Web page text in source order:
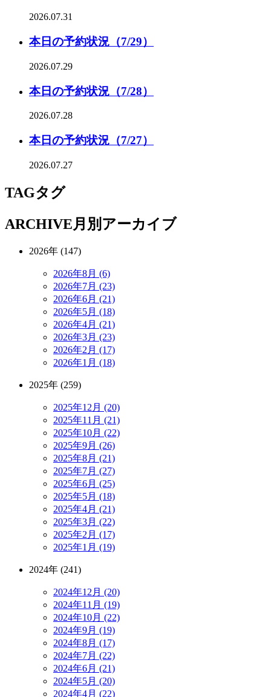
2026.07.31
本日の予約状況（7/29）
2026.07.29
本日の予約状況（7/28）
2026.07.28
本日の予約状況（7/27）
2026.07.27
TAGタグ
ARCHIVE月別アーカイブ
2026年 (147)
2026年8月 (6)
2026年7月 (23)
2026年6月 (21)
2026年5月 (18)
2026年4月 (21)
2026年3月 (23)
2026年2月 (17)
2026年1月 (18)
2025年 (259)
2025年12月 (20)
2025年11月 (21)
2025年10月 (22)
2025年9月 (26)
2025年8月 (21)
2025年7月 (27)
2025年6月 (25)
2025年5月 (18)
2025年4月 (21)
2025年3月 (22)
2025年2月 (17)
2025年1月 (19)
2024年 (241)
2024年12月 (20)
2024年11月 (19)
2024年10月 (22)
2024年9月 (19)
2024年8月 (17)
2024年7月 (22)
2024年6月 (21)
2024年5月 (20)
2024年4月 (22)